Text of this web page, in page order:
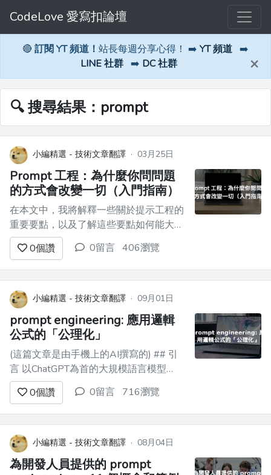
CodeLove 愛寫扣論壇
🔴 訂閱 YT 頻道！ 站長每週分享心得！ ➡️ YT 頻道 ➡️
LINE 社群 ➡️ DC 社群 ×
🔍 搜尋結果：prompt
小編精選 - 技術文章翻譯 · 03月25日
Prompt 工程：為什麼你問問題
的方式會改變一切（入門指南）
在本文中，我將解釋一些關於提示工程的
重要要點，以及了解這些要點如何能大大
幫助你進行日常的 AI 工作、學習、研
究、工作、vibecoding 等等。 - [前言]
(#prefácio) - [首先，回顧一下，LLM 究
竟是什麼？](#antes-de-tudo-para-
lembrar-o-q...
0個讚 0留言 406瀏覽
小編精選 - 技術文章翻譯 · 09月01日
prompt engineering: 應用邏輯
公式的「公理化」
(這篇文章是由手機上的AI撰寫的) ## 引
言 以ChatGPT為首的大規模語言模型
（LLM）的進化持續加速。這些AI可以進
行近乎自然的人類對話，但要充分發揮其
能力，需掌握一些特殊的「說話」技巧。
對我們這些工程師來說，重要的是把AI視
為一個**應依照規範運作的系統**，而非
模糊的對話...
0個讚 0留言 716瀏覽
小編精選 - 技術文章翻譯 · 08月04日
為開發人員提供的 prompt